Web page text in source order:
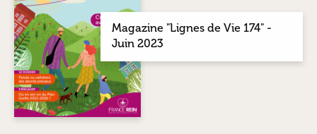
Magazine "Lignes de Vie 174" -
Juin 2023